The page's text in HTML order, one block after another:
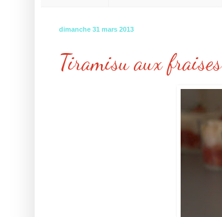
dimanche 31 mars 2013
Tiramisu aux fraises